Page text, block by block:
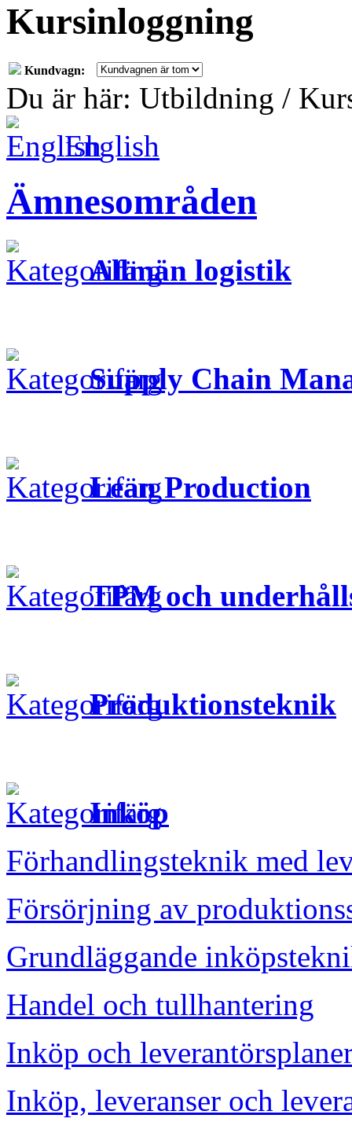
Kursinloggning
Kundvagn:
Du är här: Utbildning /
English
Ämnesområden
Allmän logistik
Supply Chain
Lean Production
TPM och
Produktionsteknik
Inköp
Förhandlingsteknik med
Försörjning av
Grundläggande
Handel och tullhantering
Inköp och
Inköp, leveranser och